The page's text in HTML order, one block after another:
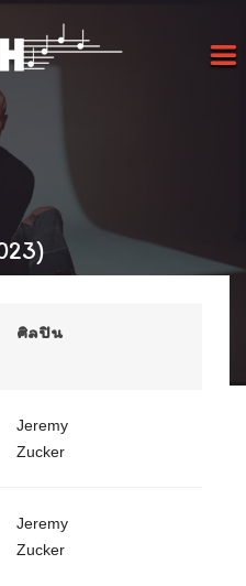
ศิลปิน
Jeremy
Zucker
Jeremy
Zucker